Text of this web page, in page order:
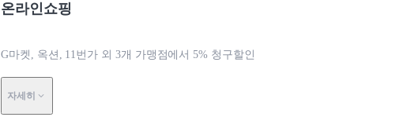
온라인쇼핑
G마켓, 옥션, 11번가 외 3개 가맹점에서 5% 청구할인
자세히